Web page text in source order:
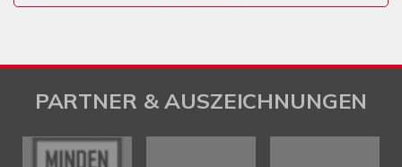
PARTNER & AUSZEICHNUNGEN